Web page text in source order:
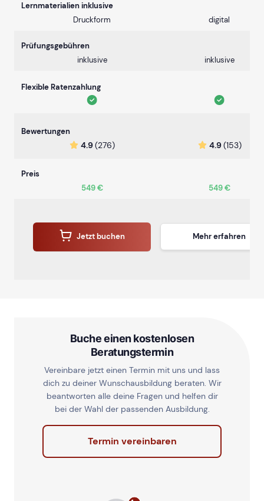
Lernmaterialien inklusive
Druckform
digital
Prüfungsgebühren
inklusive
inklusive
Flexible Ratenzahlung
Bewertungen
4.9(276) 4.9(153)
Preis
549 €
549 €
Jetzt buchen Mehr erfahren
Buche einen kostenlosen
Beratungstermin
Vereinbare jetzt einen Termin mit uns und lass
dich zu deiner Wunschausbildung beraten. Wir
beantworten alle deine Fragen und helfen dir
bei der Wahl der passenden Ausbildung.
Termin vereinbaren